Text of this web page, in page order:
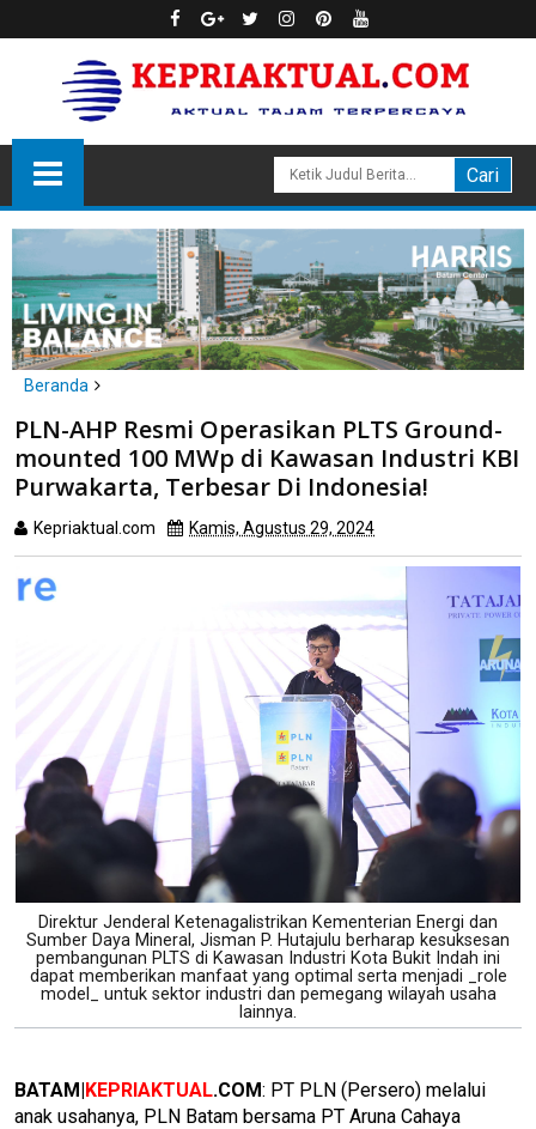
Beranda
PLN-AHP Resmi Operasikan PLTS Ground-mounted 100 MWp di
Kawasan Industri KBI Purwakarta, Terbesar Di Indonesia!
PLN-AHP Resmi Operasikan PLTS Ground-
mounted 100 MWp di Kawasan Industri KBI
Purwakarta, Terbesar Di Indonesia!
Kepriaktual.com Kamis, Agustus 29, 2024
Direktur Jenderal Ketenagalistrikan Kementerian Energi dan
Sumber Daya Mineral, Jisman P. Hutajulu berharap kesuksesan
pembangunan PLTS di Kawasan Industri Kota Bukit Indah ini
dapat memberikan manfaat yang optimal serta menjadi _role
model_ untuk sektor industri dan pemegang wilayah usaha
lainnya.
BATAM|KEPRIAKTUAL.COM: PT PLN (Persero) melalui
anak usahanya, PLN Batam bersama PT Aruna Cahaya